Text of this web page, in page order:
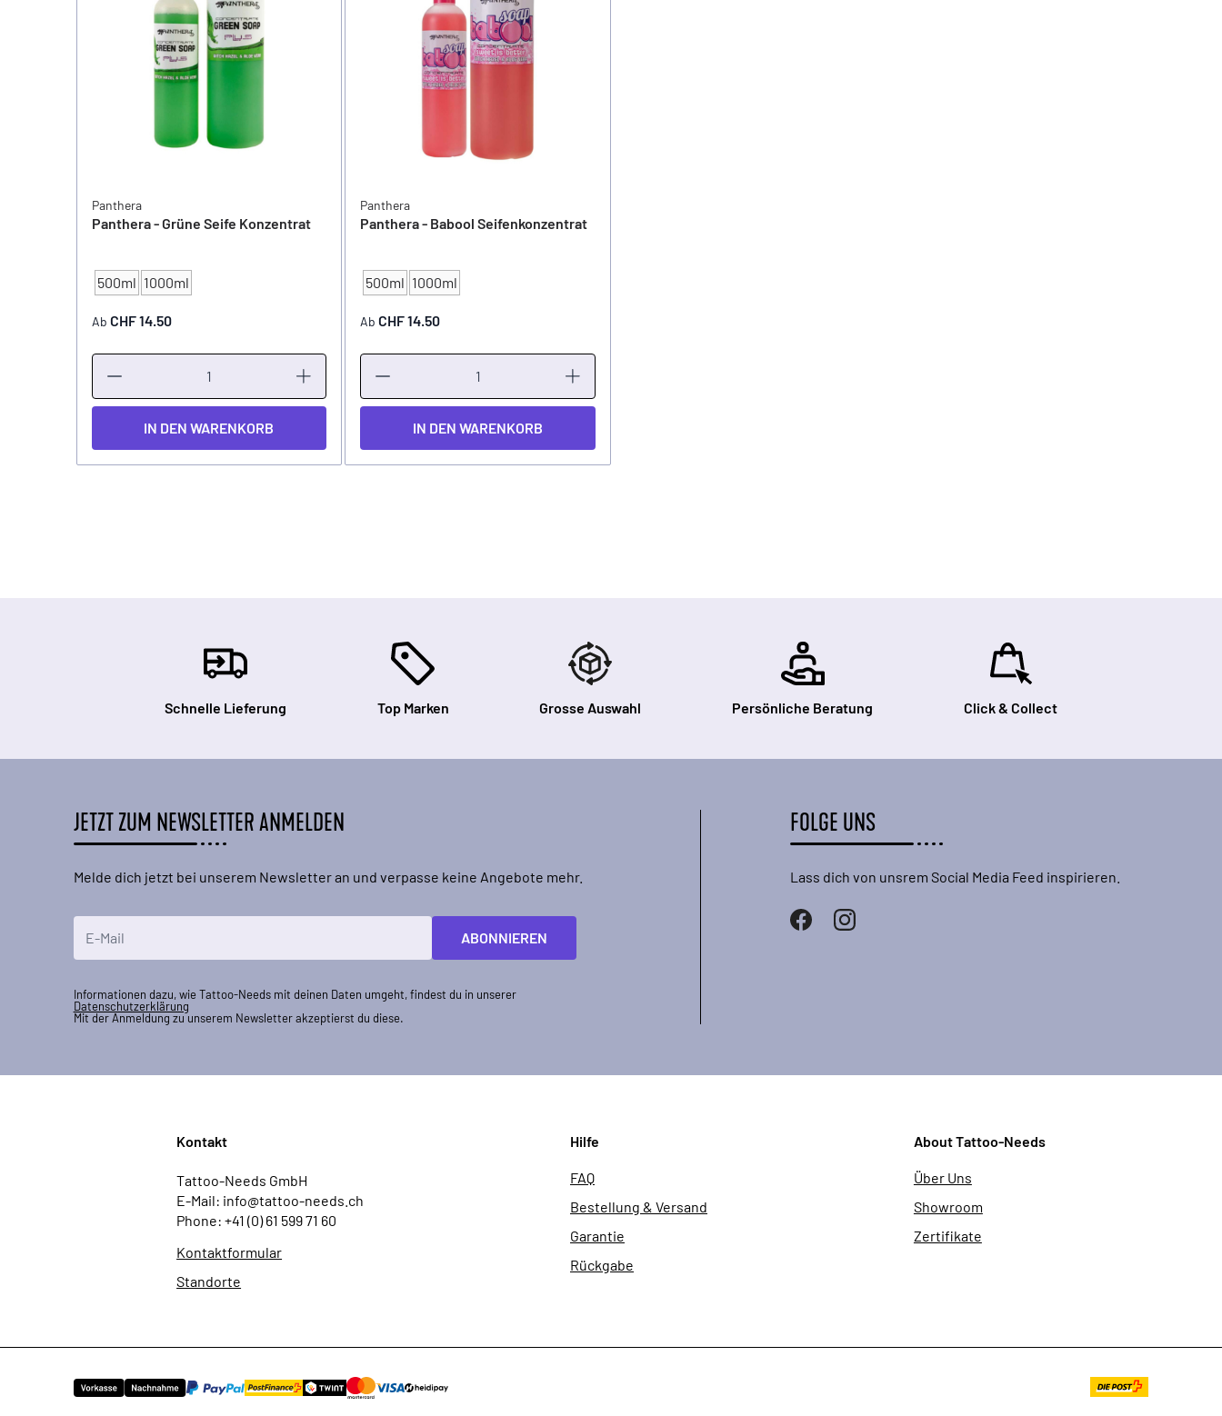
Panthera
Panthera - Grüne Seife Konzentrat
INHALT
500ml 1000ml
Ab CHF 14.50
IN DEN WARENKORB
Panthera
Panthera - Babool Seifenkonzentrat
INHALT
500ml 1000ml
Ab CHF 14.50
IN DEN WARENKORB
Schnelle Lieferung Top Marken Grosse Auswahl Persönliche Beratung Click & Collect
JETZT ZUM NEWSLETTER ANMELDEN
Melde dich jetzt bei unserem Newsletter an und verpasse keine Angebote mehr.
ABONNIEREN
Informationen dazu, wie Tattoo-Needs mit deinen Daten umgeht, findest du in unserer
Datenschutzerklärung
Mit der Anmeldung zu unserem Newsletter akzeptierst du diese.
FOLGE UNS
Lass dich von unsrem Social Media Feed inspirieren.
Kontakt
Tattoo-Needs GmbH
E-Mail: info@tattoo-needs.ch
Phone: +41 (0) 61 599 71 60
Kontaktformular
Standorte
Hilfe
FAQ
Bestellung & Versand
Garantie
Rückgabe
About Tattoo-Needs
Über Uns
Showroom
Zertifikate